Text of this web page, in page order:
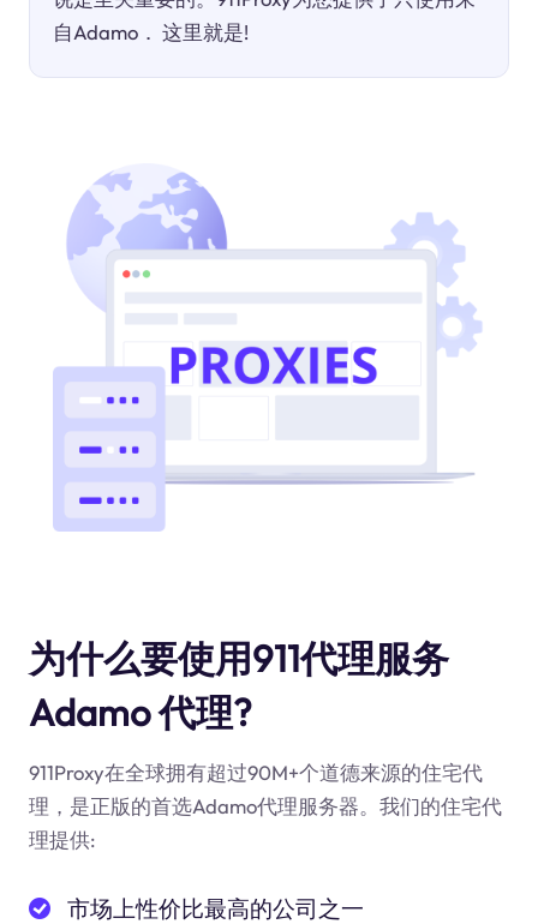
自Adamo． 这里就是!
为什么要使用911代理服务
Adamo 代理?
911Proxy在全球拥有超过90M+个道德来源的住宅代
理，是正版的首选Adamo代理服务器。我们的住宅代
理提供:
市场上性价比最高的公司之一